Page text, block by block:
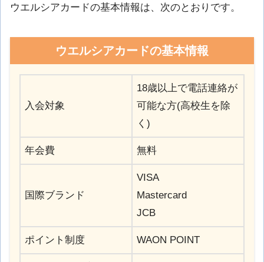
ウエルシアカードの基本情報は、次のとおりです。
ウエルシアカードの基本情報
入会対象
18歳以上で電話連絡が
可能な方(高校生を除
く)
年会費 無料
国際ブランド
VISA
Mastercard
JCB
ポイント制度 WAON POINT